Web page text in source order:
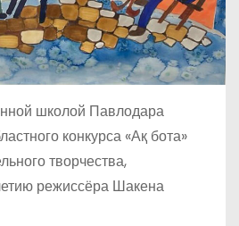
школой Павлодара
конкурса «Ақ бота»
творчества,
режиссёра Шакена